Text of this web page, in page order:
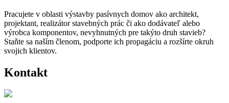
Pracujete v oblasti výstavby pasívnych domov ako architekt,
projektant, realizátor stavebných prác či ako dodávateľ alebo
výrobca komponentov, nevyhnutných pre takýto druh stavieb?
Staňte sa naším členom, podporte ich propagáciu a rozšírte okruh
svojich klientov.
Kontakt